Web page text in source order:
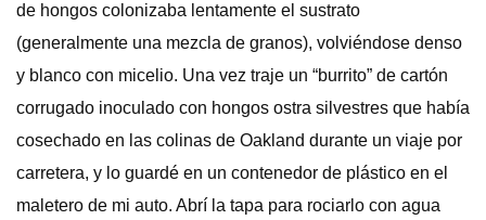
de hongos colonizaba lentamente el sustrato
(generalmente una mezcla de granos), volviéndose denso
y blanco con micelio. Una vez traje un “burrito” de cartón
corrugado inoculado con hongos ostra silvestres que había
cosechado en las colinas de Oakland durante un viaje por
carretera, y lo guardé en un contenedor de plástico en el
maletero de mi auto. Abrí la tapa para rociarlo con agua